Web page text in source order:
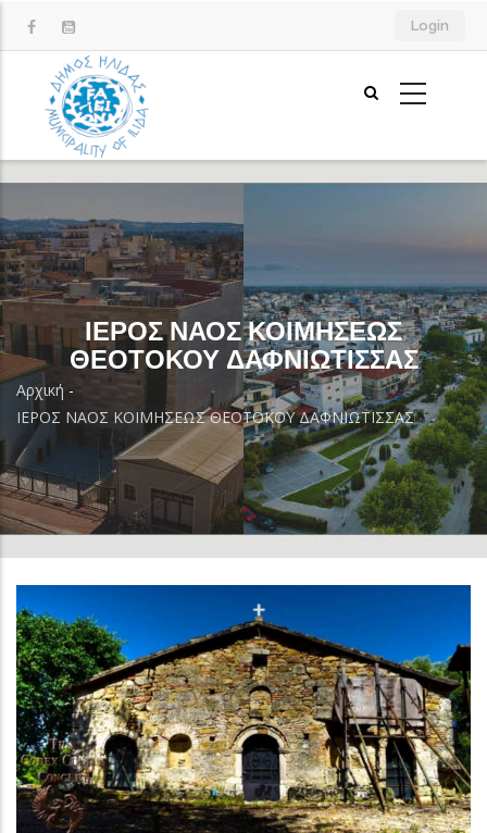
προς
περιεχόμενο
Login
ΙΕΡΟΣ ΝΑΟΣ ΚΟΙΜΗΣΕΩΣ
ΘΕΟΤΟΚΟΥ ΔΑΦΝΙΩΤΙΣΣΑΣ
Breadcrumb
Αρχική -
ΙΕΡΟΣ ΝΑΟΣ ΚΟΙΜΗΣΕΩΣ ΘΕΟΤΟΚΟΥ ΔΑΦΝΙΩΤΙΣΣΑΣ